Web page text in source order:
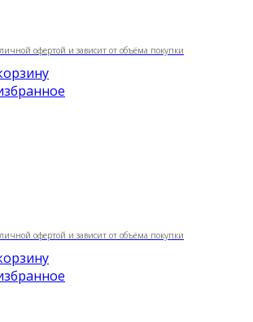
офертой и зависит от объёма покупки
офертой и зависит от объёма покупки